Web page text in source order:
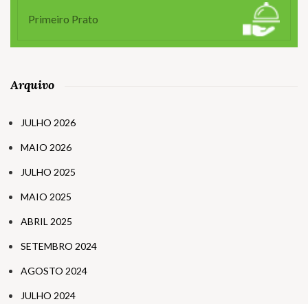
Primeiro Prato
Arquivo
JULHO 2026
MAIO 2026
JULHO 2025
MAIO 2025
ABRIL 2025
SETEMBRO 2024
AGOSTO 2024
JULHO 2024